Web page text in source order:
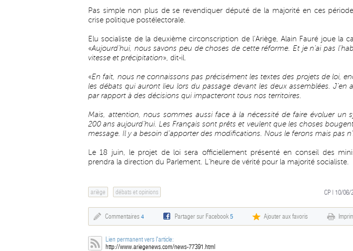
Pas simple non plus de se revendiquer député de la majorité en ces
crise politique postélectorale.
Elu socialiste de la deuxième circonscription de l’Ariège, Alain Fauré joue la
«Aujourd’hui, nous savons peu de choses de cette réforme. Et je n’ai pas
vitesse et précipitation», dit-il.
«En fait, nous ne connaissons pas précisément les textes des projets de loi,
les débats qui auront lieu lors du passage devant les deux assemblées. J’en
par rapport à des décisions qui impacteront tous nos territoires.
Mais, attention, nous sommes aussi face à la nécessité de faire évoluer un
200 ans aujourd’hui. Les Français sont prêts et veulent que les choses
message. Il y a besoin d’apporter des modifications. Nous le ferons mais pas
Le 18 juin, le projet de loi sera officiellement présenté en conseil des
prendra la direction du Parlement. L’heure de vérité pour la majorité socialiste.
ariège débats et opinions CP | 10/06/
Commentaires 4 Partager sur Facebook5 Ajouter aux favoris
Lien permanent vers l'article:
http://www.ariegenews.com/news-77391.html